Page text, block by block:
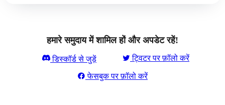
हमारे समुदाय में शामिल हों और अपडेट रहें!
डिस्कॉर्ड से जुड़ें ट्विटर पर फ़ॉलो करें
फेसबुक पर फ़ॉलो करें